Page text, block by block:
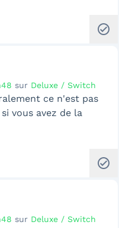
check_circle
sur Deluxe / Switch
ce n'est pas
vous avez de la
check_circle
sur Deluxe / Switch